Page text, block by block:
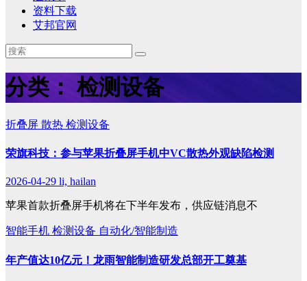
资料下载
艾邦官网
分类： 检测设备
折叠屏 散热 检测设备
荣旗科技：参与苹果折叠屏手机中VC散热外观缺陷检测
2026-04-29 li, hailan
苹果首款折叠屏手机将在下半年发布，供应链消息不
智能手机 检测设备 自动化/智能制造
年产值达10亿元！龙雨智能制造研发总部开工奠基